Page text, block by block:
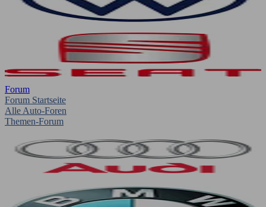
Forum
Forum Startseite
Alle Auto-Foren
Themen-Forum